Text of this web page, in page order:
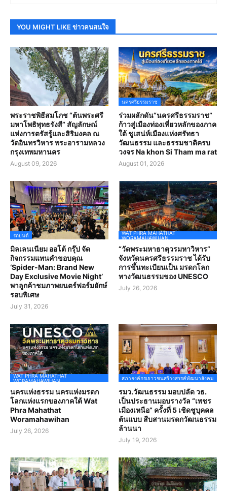
YOU MIGHT LIKE ข่าวคนสนใจ
พระราชพิธีสมโภช “ต้นพระศรี
มหาโพธิพุทธรังสี” สัญลักษณ์
แห่งการตรัสรู้และสิริมงคล ณ
วัดอินทรวิหาร พระอารามหลวง
กรุงเทพมหานคร
August 09, 2026
นครศรีธรรมราช
ร่วมผลักดัน“นครศรีธรรมราช”
ก้าวสู่เมืองท่องเที่ยวหลักของภาค
ใต้ ชูเสน่ห์เมืองแห่งศรัทธา
วัฒนธรรม และธรรมชาติครบ
วงจร Na khon Si Tham ma rat
August 01, 2026
รถยนต์
มิลเลนเนียม ออโต้ กรุ๊ป จัด
กิจกรรมแทนคำขอบคุณ
‘Spider-Man: Brand New
Day Exclusive Movie Night’
พาลูกค้าชมภาพยนตร์ฟอร์มยักษ์
รอบพิเศษ
July 31, 2026
WAT PHRA MAHATHAT
WORAMAHAWIHAN
“วัดพระมหาธาตุวรมหาวิหาร”
จังหวัดนครศรีธรรมราช ได้รับ
การขึ้นทะเบียนเป็น มรดกโลก
ทางวัฒนธรรมของ UNESCO
July 26, 2026
WAT PHRA MAHATHAT
WORAMAHAWIHAN
นครแห่งธรรม นครแห่งมรดก
โลกแห่งแรกของภาคใต้ Wat
Phra Mahathat
Woramahawihan
July 26, 2026
สภาองค์กรเยาวชนสร้างสรรค์พัฒนาสังคม
รมว.วัฒนธรรม มอบปลัด วธ.
เป็นประธานมอบรางวัล “เพชร
เมืองเหนือ” ครั้งที่ 5 เชิดชูบุคคล
ต้นแบบ สืบสานมรดกวัฒนธรรม
ล้านนา
July 19, 2026